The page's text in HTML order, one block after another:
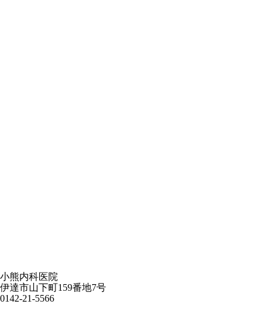
小熊内科医院
伊達市山下町159番地7号
0142-21-5566